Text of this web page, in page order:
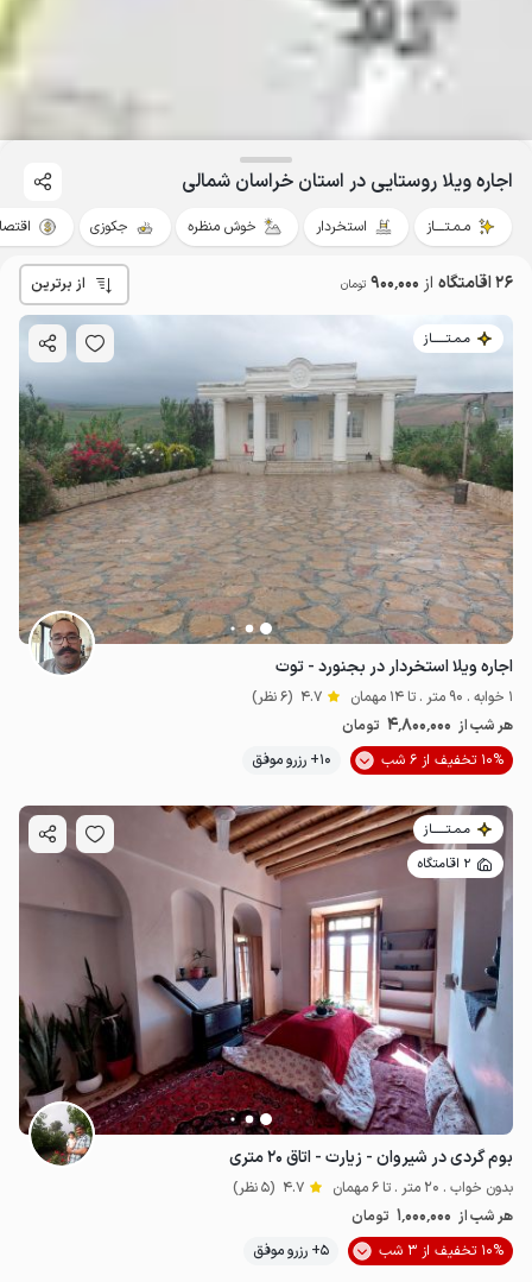
اجاره ویلا روستایی در استان خراسان شمالی
مـمـتــــاز استخردار خوش منظره جکوزی
26 اقامتگاه از 900٬000 تومان از برترین
مـمـتــــــاز
اجاره ویلا استخردار در بجنورد - توت
1 خوابه . 90 متر . تا 14 مهمان 4.7 (6 نظر)
هر شب از 4٬800٬000 تومان
10% تخفیف از 6 شب
10+ رزرو موفق
مـمـتــــــاز
2 اقامتگاه
بوم گردی در شیروان - زیارت - اتاق ۲۰ متری
بدون خواب . 20 متر . تا 6 مهمان 4.7 (5 نظر)
هر شب از 1٬000٬000 تومان
10% تخفیف از 3 شب
5+ رزرو موفق